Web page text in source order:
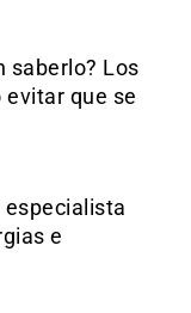
saberlo? Los
que se
e